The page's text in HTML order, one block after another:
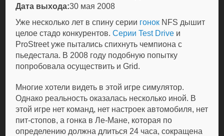
Дата выхода:30 мая 2008
Уже несколько лет в спину серии гонок NFS дышит
целое стадо конкурентов.Серии Test Drive и
ProStreet уже пытались спихнуть чемпиона с
пьедестала. В 2008 году подобную попытку
попробовала осуществить и Grid.
Многие хотели видеть в этой игре симулятор.
Однако реальность оказалась несколько иной. В
этой игре нет команд, нет настроек автомобиля, нет
пит-стопов, а гонка в Ле-Мане, которая по
определению должна длиться 24 часа, сокращена